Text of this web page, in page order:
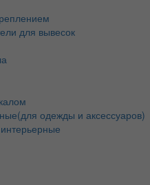
для вывесок
одежды и аксессуаров)